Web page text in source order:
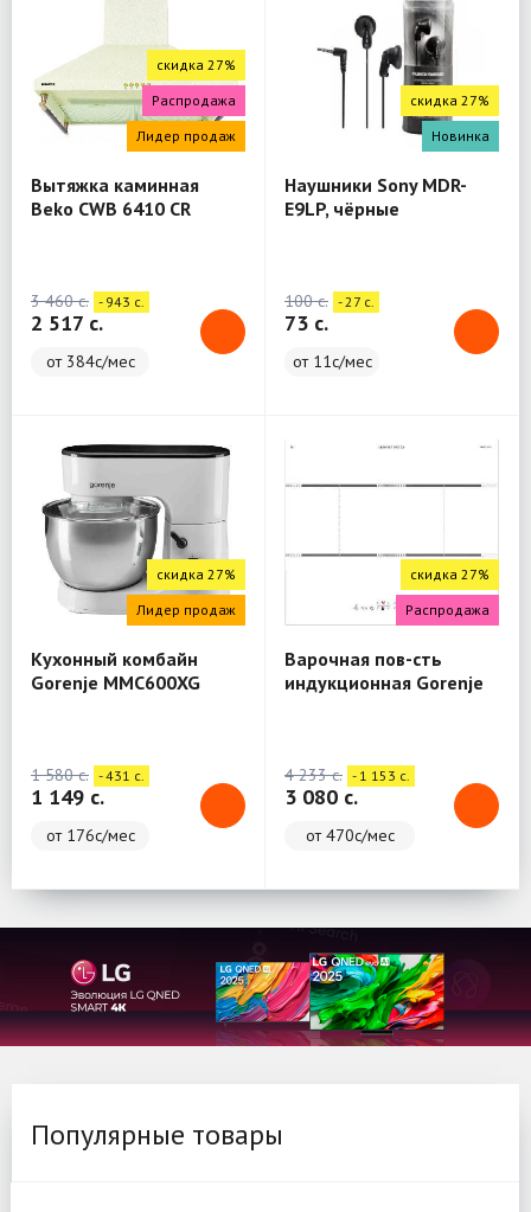
скидка 27%
Распродажа
Лидер продаж
Вытяжка каминная
Beko CWB 6410 CR
3 460 c. - 943 c.
2 517 c.
от 384с/мес
скидка 27%
Новинка
Наушники Sony MDR-
E9LP, чёрные
100 c. - 27 c.
73 c.
от 11с/мес
скидка 27%
Лидер продаж
Кухонный комбайн
Gorenje MMC600XG
1 580 c. - 431 c.
1 149 c.
от 176с/мес
скидка 27%
Распродажа
Варочная пов-сть
индукционная Gorenje
4 233 c. - 1 153 c.
3 080 c.
от 470с/мес
Популярные товары